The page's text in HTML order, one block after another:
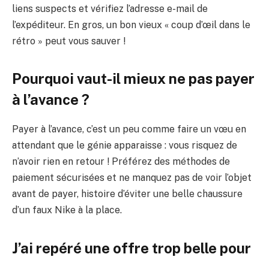
liens suspects et vérifiez l’adresse e-mail de
l’expéditeur. En gros, un bon vieux « coup d’œil dans le
rétro » peut vous sauver !
Pourquoi vaut-il mieux ne pas payer
à l’avance ?
Payer à l’avance, c’est un peu comme faire un vœu en
attendant que le génie apparaisse : vous risquez de
n’avoir rien en retour ! Préférez des méthodes de
paiement sécurisées et ne manquez pas de voir l’objet
avant de payer, histoire d’éviter une belle chaussure
d’un faux Nike à la place.
J’ai repéré une offre trop belle pour